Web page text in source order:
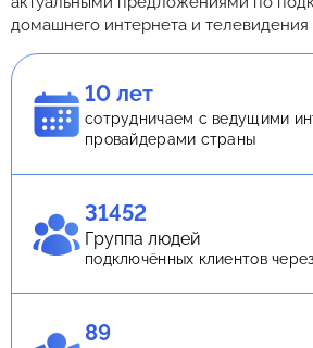
домашнего интернета и
10 лет
сотрудничаем с ведущими
провайдерами страны
31452
Группа людей
подключённых клиентов
89